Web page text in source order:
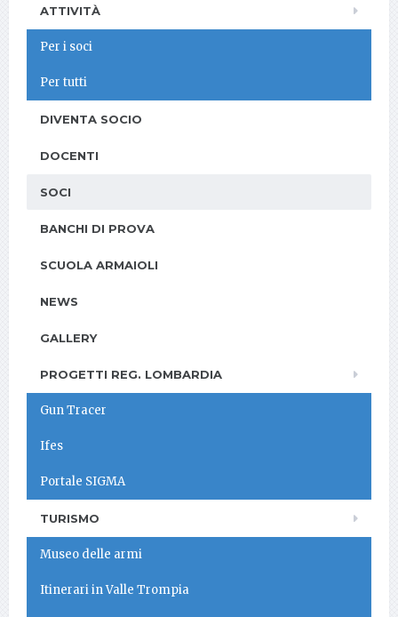
ATTIVITÀ
Per i soci
Per tutti
DIVENTA SOCIO
DOCENTI
SOCI
BANCHI DI PROVA
SCUOLA ARMAIOLI
NEWS
GALLERY
PROGETTI REG. LOMBARDIA
Gun Tracer
Ifes
Portale SIGMA
TURISMO
Museo delle armi
Itinerari in Valle Trompia